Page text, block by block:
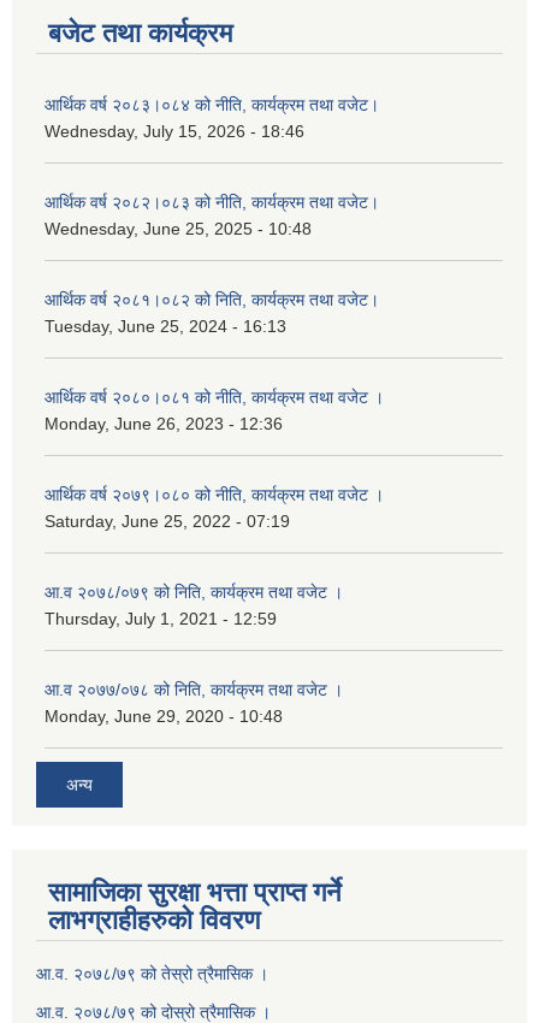
बजेट तथा कार्यक्रम
आर्थिक वर्ष २०८३।०८४ को नीति, कार्यक्रम तथा वजेट।
Wednesday, July 15, 2026 - 18:46
आर्थिक वर्ष २०८२।०८३ को नीति, कार्यक्रम तथा वजेट।
Wednesday, June 25, 2025 - 10:48
आर्थिक वर्ष २०८१।०८२ को निति, कार्यक्रम तथा वजेट।
Tuesday, June 25, 2024 - 16:13
आर्थिक वर्ष २०८०।०८१ को नीति, कार्यक्रम तथा वजेट ।
Monday, June 26, 2023 - 12:36
आर्थिक वर्ष २०७९।०८० को नीति, कार्यक्रम तथा वजेट ।
Saturday, June 25, 2022 - 07:19
आ.व २०७८/०७९ को निति, कार्यक्रम तथा वजेट ।
Thursday, July 1, 2021 - 12:59
आ.व २०७७/०७८ को निति, कार्यक्रम तथा वजेट ।
Monday, June 29, 2020 - 10:48
अन्य
सामाजिका सुरक्षा भत्ता प्राप्त गर्ने
लाभग्राहीहरुको विवरण
आ.व. २०७८/७९ को तेस्रो त्रैमासिक ।
आ.व. २०७८/७९ को दोस्रो त्रैमासिक ।